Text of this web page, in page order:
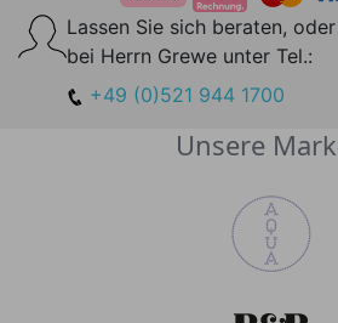
Lassen Sie sich beraten,
bei Herrn Grewe unter Tel.:
+49 (0)521 944 1700
Unsere